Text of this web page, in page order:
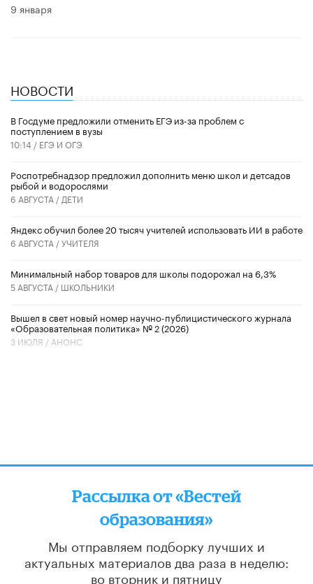
9 января
НОВОСТИ
В Госдуме предложили отменить ЕГЭ из-за проблем с
поступлением в вузы
10:14 / ЕГЭ И ОГЭ
Роспотребнадзор предложил дополнить меню школ и детсадов
рыбой и водорослями
6 АВГУСТА / ДЕТИ
​Яндекс обучил более 20 тысяч учителей использовать ИИ в работе
6 АВГУСТА /УЧИТЕЛЯ
Минимальный набор товаров для школы подорожал на 6,3%
5 АВГУСТА / ШКОЛЬНИКИ
Вышел в свет новый номер научно-публицистического журнала
«Образовательная политика» № 2 (2026)
3 ИЮЛЯ / АНОНС
Рассылка от «Вестей
образования»
Мы отправляем подборку лучших и
актуальных материалов два раза в неделю:
во вторник и пятницу